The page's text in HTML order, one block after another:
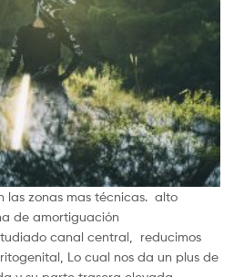
las zonas mas técnicas. alto
de amortiguación
canal central, reducimos
Lo cual nos da un plus de